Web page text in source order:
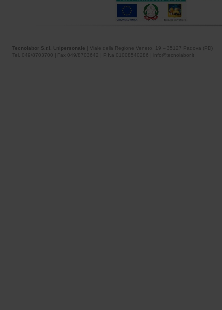
Tecnolabor S.r.l. Unipersonale | Viale della Regione Veneto, 19 – 35127 Padova (PD)
Tel. 049/8703700 | Fax 049/8703642 | P.Iva 01008540286 | info@tecnolabor.it